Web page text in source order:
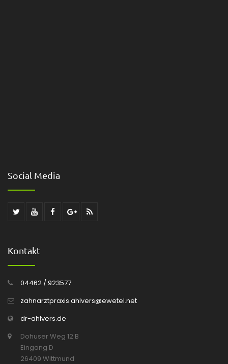
Social Media
Kontakt
04462 / 923577
zahnarztpraxis.ahlvers@ewetel.net
dr-ahlvers.de
Dohuser Weg 12 B
Eingang D
26409 Wittmund